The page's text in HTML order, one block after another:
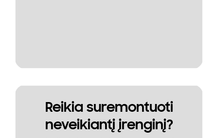
Reikia suremontuoti
neveikiantį įrenginį?